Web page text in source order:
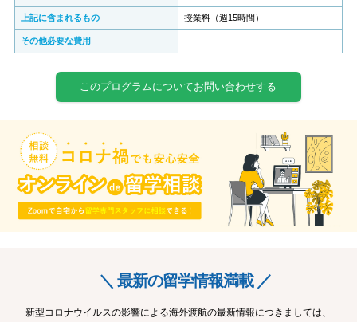
上記に含まれるもの 授業料（週15時間）
その他必要な費用
このプログラムについてお問い合わせする
＼ 最新の留学情報満載 ／
新型コロナウイルスの影響による海外渡航の最新情報につきましては、